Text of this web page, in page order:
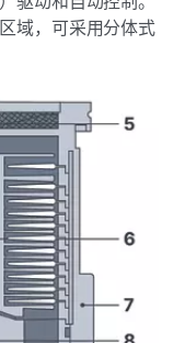
域，可采用分体式